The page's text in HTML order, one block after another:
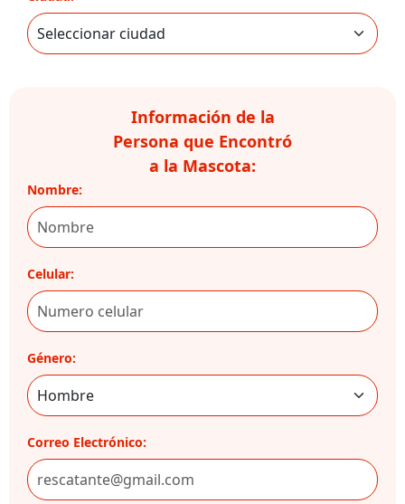
Información de la
Persona que Encontró
a la Mascota:
Nombre:
Celular:
Género:
Correo Electrónico: